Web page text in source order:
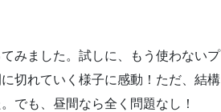
みました。試しに、もう使わないプ
切れていく様子に感動！ただ、結構
でも、昼間なら全く問題なし！